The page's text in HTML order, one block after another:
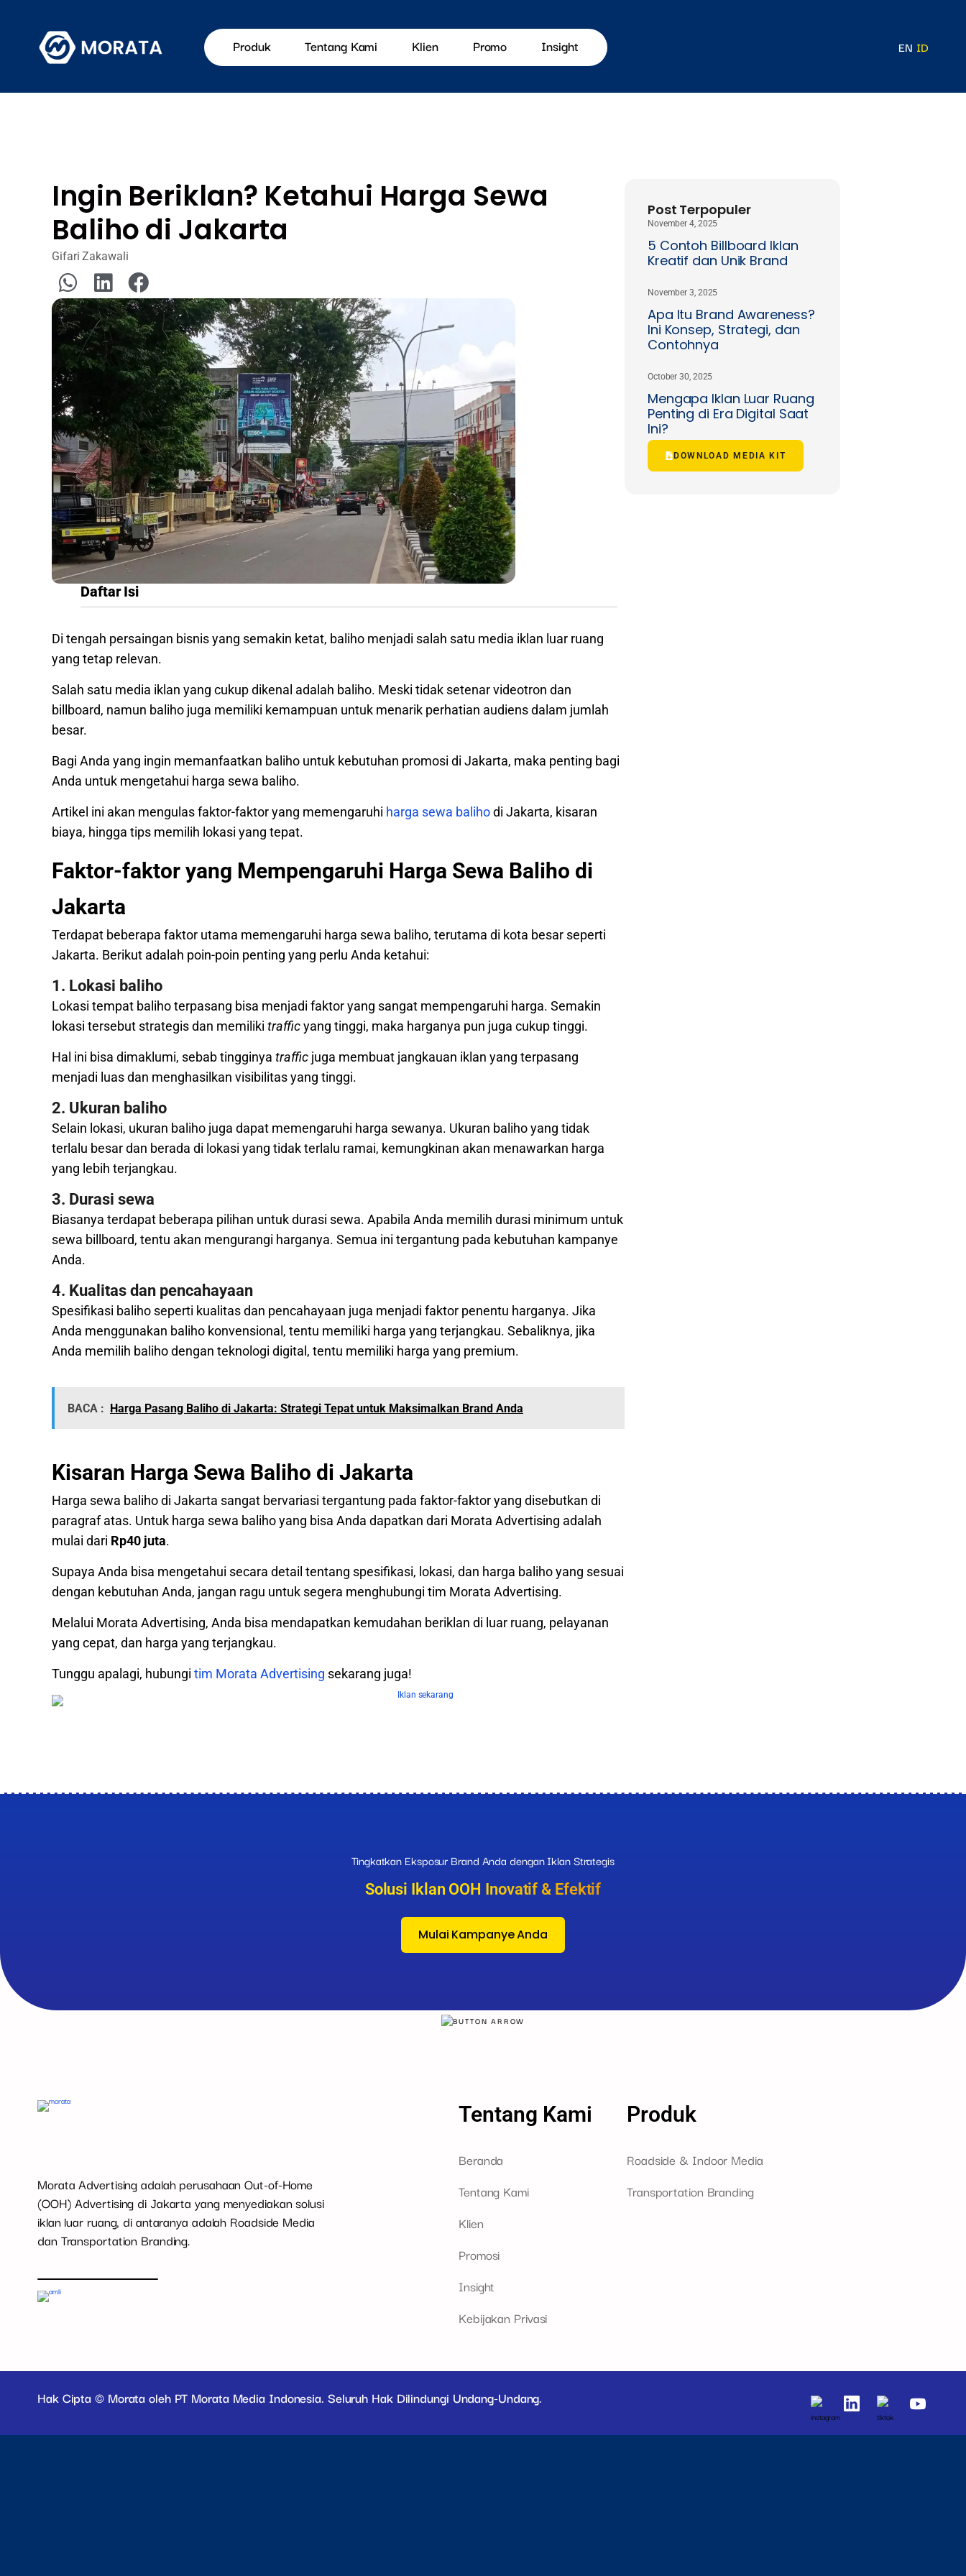
Produk Tentang Kami Klien Promo Insight EN ID
Ingin Beriklan? Ketahui Harga Sewa
Baliho di Jakarta
Gifari Zakawali
Daftar Isi
Di tengah persaingan bisnis yang semakin ketat, baliho menjadi salah satu media iklan luar ruang
yang tetap relevan.
Salah satu media iklan yang cukup dikenal adalah baliho. Meski tidak setenar videotron dan
billboard, namun baliho juga memiliki kemampuan untuk menarik perhatian audiens dalam jumlah
besar.
Bagi Anda yang ingin memanfaatkan baliho untuk kebutuhan promosi di Jakarta, maka penting bagi
Anda untuk mengetahui harga sewa baliho.
Artikel ini akan mengulas faktor-faktor yang memengaruhi harga sewa balihodi Jakarta, kisaran
biaya, hingga tips memilih lokasi yang tepat.
Faktor-faktor yang Mempengaruhi Harga Sewa Baliho di
Jakarta
Terdapat beberapa faktor utama memengaruhi harga sewa baliho, terutama di kota besar seperti
Jakarta. Berikut adalah poin-poin penting yang perlu Anda ketahui:
1. Lokasi baliho
Lokasi tempat baliho terpasang bisa menjadi faktor yang sangat mempengaruhi harga. Semakin
lokasi tersebut strategis dan memiliki trafficyang tinggi, maka harganya pun juga cukup tinggi.
Hal ini bisa dimaklumi, sebab tingginya traffic juga membuat jangkauan iklan yang terpasang
menjadi luas dan menghasilkan visibilitas yang tinggi.
2. Ukuran baliho
Selain lokasi, ukuran baliho juga dapat memengaruhi harga sewanya. Ukuran baliho yang tidak
terlalu besar dan berada di lokasi yang tidak terlalu ramai, kemungkinan akan menawarkan harga
yang lebih terjangkau.
3. Durasi sewa
Biasanya terdapat beberapa pilihan untuk durasi sewa. Apabila Anda memilih durasi minimum untuk
sewa billboard, tentu akan mengurangi harganya. Semua ini tergantung pada kebutuhan kampanye
Anda.
4. Kualitas dan pencahayaan
Spesifikasi baliho seperti kualitas dan pencahayaan juga menjadi faktor penentu harganya. Jika
Anda menggunakan baliho konvensional, tentu memiliki harga yang terjangkau. Sebaliknya, jika
Anda memilih baliho dengan teknologi digital, tentu memiliki harga yang premium.
BACA : Harga Pasang Baliho di Jakarta: Strategi Tepat untuk Maksimalkan Brand Anda
Kisaran Harga Sewa Baliho di Jakarta
Harga sewa baliho di Jakarta sangat bervariasi tergantung pada faktor-faktor yang disebutkan di
paragraf atas. Untuk harga sewa baliho yang bisa Anda dapatkan dari Morata Advertising adalah
mulai dari Rp40 juta.
Supaya Anda bisa mengetahui secara detail tentang spesifikasi, lokasi, dan harga baliho yang sesuai
dengan kebutuhan Anda, jangan ragu untuk segera menghubungi tim Morata Advertising.
Melalui Morata Advertising, Anda bisa mendapatkan kemudahan beriklan di luar ruang, pelayanan
yang cepat, dan harga yang terjangkau.
Tunggu apalagi, hubungi tim Morata Advertising sekarang juga!
Post Terpopuler
5 Contoh Billboard Iklan
Kreatif dan Unik Brand
November 4, 2025
Apa Itu Brand Awareness?
Ini Konsep, Strategi, dan
Contohnya
November 3, 2025
Mengapa Iklan Luar Ruang
Penting di Era Digital Saat
Ini?
October 30, 2025
DOWNLOAD MEDIA KIT
Tingkatkan Eksposur Brand Anda dengan Iklan Strategis
Solusi Iklan OOH Inovatif & Efektif
Mulai Kampanye Anda
Tentang Kami
Beranda
Tentang Kami
Klien
Promosi
Insight
Kebijakan Privasi
Produk
Roadside & Indoor Media
Transportation Branding
Morata Advertising adalah perusahaan Out-of-Home
(OOH) Advertising di Jakarta yang menyediakan solusi
iklan luar ruang, di antaranya adalah Roadside Media
dan Transportation Branding.
Hak Cipta © Morata oleh PT Morata Media Indonesia. Seluruh Hak Dilindungi Undang-Undang.